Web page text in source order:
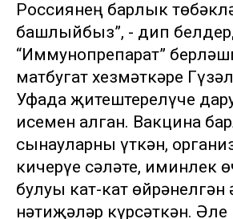
Россиянең барлык
башлыйбыз”, - дип
“Иммунопрепарат”
матбугат хезмәткәре
Уфада җитештерелүче
исемен алган. Вакцина
сынауларны үткән,
кичерүе сәләте, иминлек
булуы кат-кат өйрәнелгән
нәтиҗәләр күрсәткән. Әле